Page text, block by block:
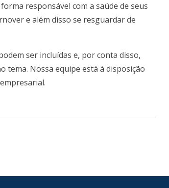
responsável com a saúde de seus
e além disso se resguardar de
ser incluídas e, por conta disso,
tema. Nossa equipe está à disposição